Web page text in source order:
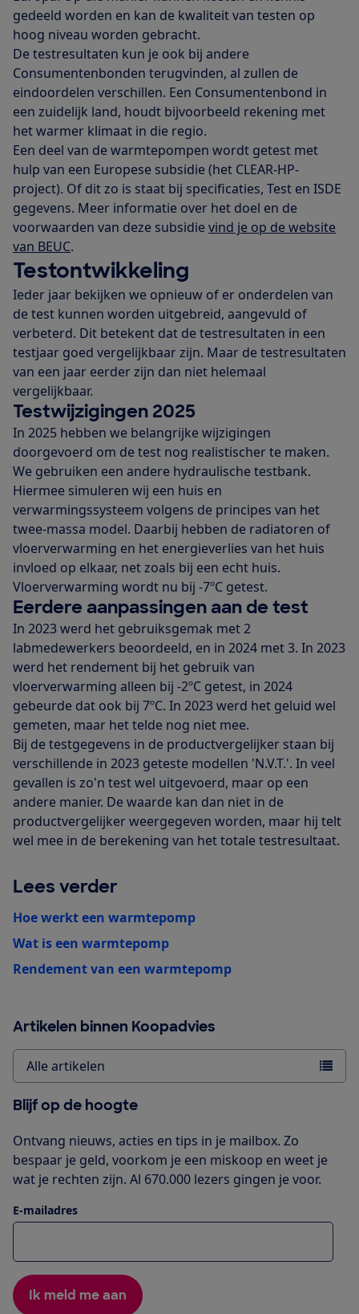
gedeeld worden en kan de kwaliteit van testen op
hoog niveau worden gebracht.
De testresultaten kun je ook bij andere
Consumentenbonden terugvinden, al zullen de
eindoordelen verschillen. Een Consumentenbond in
een zuidelijk land, houdt bijvoorbeeld rekening met
het warmer klimaat in die regio.
Een deel van de warmtepompen wordt getest met
hulp van een Europese subsidie (het CLEAR-HP-
project). Of dit zo is staat bij specificaties, Test en ISDE
gegevens. Meer informatie over het doel en de
voorwaarden van deze subsidievind je op de website
van BEUC.
Testontwikkeling
Ieder jaar bekijken we opnieuw of er onderdelen van
de test kunnen worden uitgebreid, aangevuld of
verbeterd. Dit betekent dat de testresultaten in een
testjaar goed vergelijkbaar zijn. Maar de testresultaten
van een jaar eerder zijn dan niet helemaal
vergelijkbaar.
Testwijzigingen 2025
In 2025 hebben we belangrijke wijzigingen
doorgevoerd om de test nog realistischer te maken.
We gebruiken een andere hydraulische testbank.
Hiermee simuleren wij een huis en
verwarmingssysteem volgens de principes van het
twee-massa model. Daarbij hebben de radiatoren of
vloerverwarming en het energieverlies van het huis
invloed op elkaar, net zoals bij een echt huis.
Vloerverwarming wordt nu bij -7ºC getest.
Eerdere aanpassingen aan de test
In 2023 werd het gebruiksgemak met 2
labmedewerkers beoordeeld, en in 2024 met 3. In 2023
werd het rendement bij het gebruik van
vloerverwarming alleen bij -2ºC getest, in 2024
gebeurde dat ook bij 7ºC. In 2023 werd het geluid wel
gemeten, maar het telde nog niet mee.
Bij de testgegevens in de productvergelijker staan bij
verschillende in 2023 geteste modellen 'N.V.T.'. In veel
gevallen is zo'n test wel uitgevoerd, maar op een
andere manier. De waarde kan dan niet in de
productvergelijker weergegeven worden, maar hij telt
wel mee in de berekening van het totale testresultaat.
Lees verder
Hoe werkt een warmtepomp
Wat is een warmtepomp
Rendement van een warmtepomp
Artikelen binnen Koopadvies
Alle artikelen
Blijf op de hoogte
Ontvang nieuws, acties en tips in je mailbox. Zo
bespaar je geld, voorkom je een miskoop en weet je
wat je rechten zijn. Al 670.000 lezers gingen je voor.
E-mailadres
Ik meld me aan